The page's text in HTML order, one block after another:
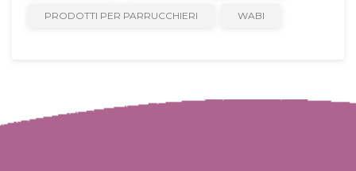
PRODOTTI PER PARRUCCHIERI WABI